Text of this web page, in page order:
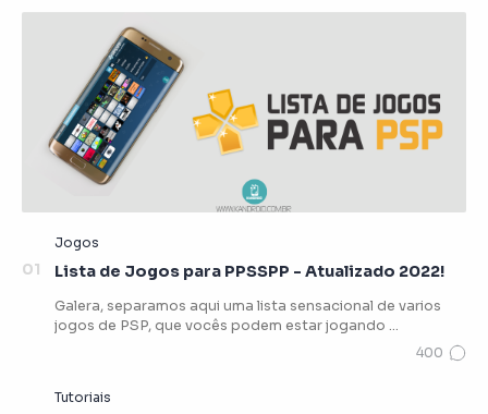
Lista de Jogos para PPSSPP - Atualizado 2022!
Galera, separamos aqui uma lista sensacional de varios
jogos de PSP, que vocês podem estar jogando …